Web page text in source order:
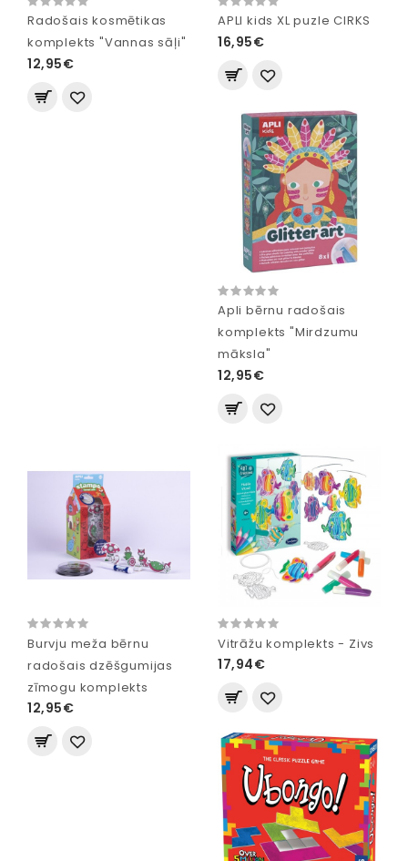
Radošais kosmētikas
komplekts "Vannas sāļi"
12,95€
APLI kids XL puzle CIRKS
16,95€
Apli bērnu radošais
komplekts "Mirdzumu
māksla"
12,95€
Burvju meža bērnu
radošais dzēšgumijas
zīmogu komplekts
12,95€
Vitrāžu komplekts - Zivs
17,94€